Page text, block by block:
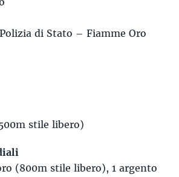
Polizia di Stato – Fiamme Oro
stile libero)
(800m stile libero), 1 argento